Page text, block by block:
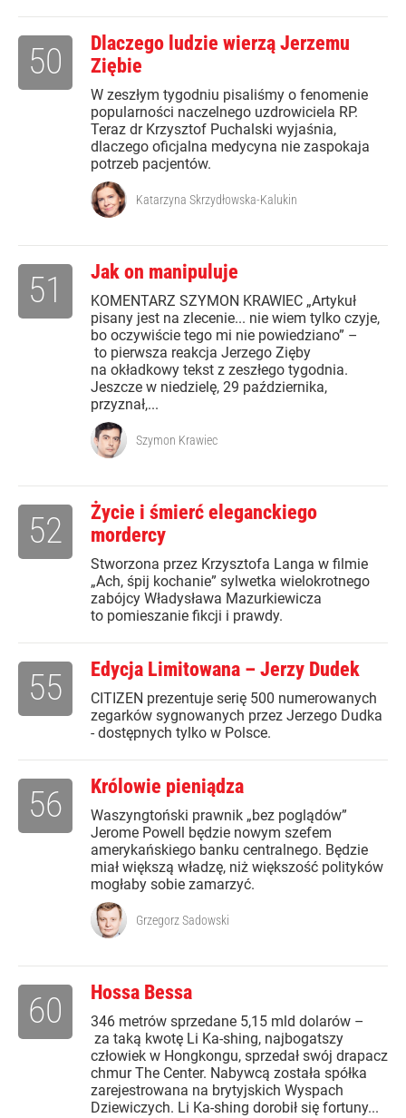
Dlaczego ludzie wierzą Jerzemu
Ziębie
W zeszłym tygodniu pisaliśmy o fenomenie
popularności naczelnego uzdrowiciela RP.
Teraz dr Krzysztof Puchalski wyjaśnia,
dlaczego oficjalna medycyna nie zaspokaja
potrzeb pacjentów.
50
Katarzyna Skrzydłowska-Kalukin
Jak on manipuluje
KOMENTARZ SZYMON KRAWIEC „Artykuł
pisany jest na zlecenie... nie wiem tylko czyje,
bo oczywiście tego mi nie powiedziano” –
to pierwsza reakcja Jerzego Zięby
na okładkowy tekst z zeszłego tygodnia.
Jeszcze w niedzielę, 29 października,
przyznał,...
51
Szymon Krawiec
Życie i śmierć eleganckiego
mordercy
Stworzona przez Krzysztofa Langa w filmie
„Ach, śpij kochanie” sylwetka wielokrotnego
zabójcy Władysława Mazurkiewicza
to pomieszanie fikcji i prawdy.
52
Edycja Limitowana – Jerzy Dudek
CITIZEN prezentuje serię 500 numerowanych
zegarków sygnowanych przez Jerzego Dudka
- dostępnych tylko w Polsce.
55
Królowie pieniądza
Waszyngtoński prawnik „bez poglądów”
Jerome Powell będzie nowym szefem
amerykańskiego banku centralnego. Będzie
miał większą władzę, niż większość polityków
mogłaby sobie zamarzyć.
56
Grzegorz Sadowski
Hossa Bessa
346 metrów sprzedane 5,15 mld dolarów –
za taką kwotę Li Ka-shing, najbogatszy
człowiek w Hongkongu, sprzedał swój drapacz
chmur The Center. Nabywcą została spółka
zarejestrowana na brytyjskich Wyspach
Dziewiczych. Li Ka-shing dorobił się fortuny...
60